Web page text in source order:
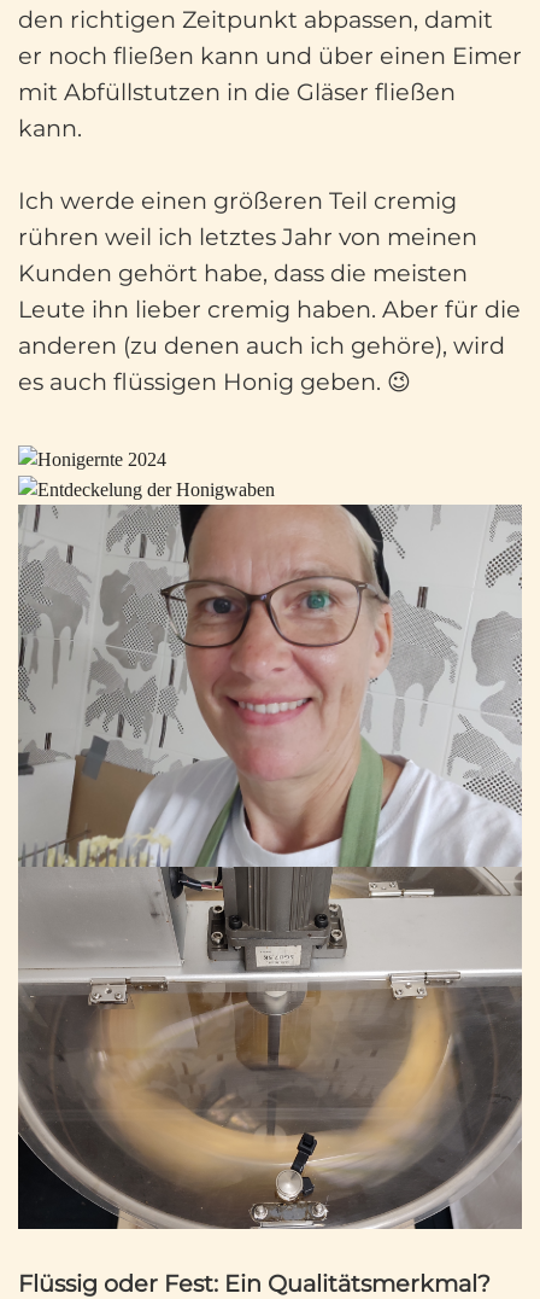
den richtigen Zeitpunkt abpassen, damit
er noch fließen kann und über einen Eimer
mit Abfüllstutzen in die Gläser fließen
kann.
Ich werde einen größeren Teil cremig
rühren weil ich letztes Jahr von meinen
Kunden gehört habe, dass die meisten
Leute ihn lieber cremig haben. Aber für die
anderen (zu denen auch ich gehöre), wird
es auch flüssigen Honig geben. 😉
Flüssig oder Fest: Ein Qualitätsmerkmal?